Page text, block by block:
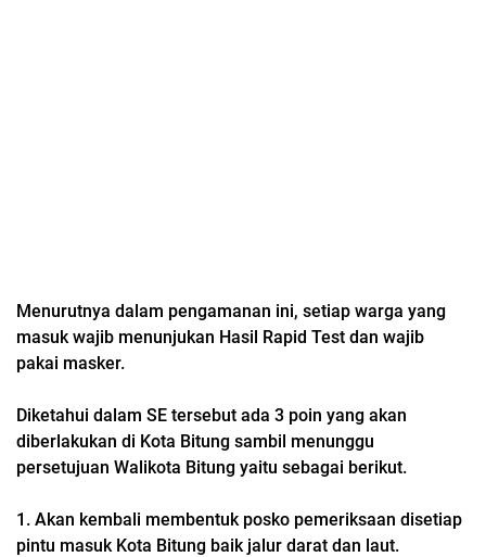
Menurutnya dalam pengamanan ini, setiap warga yang
masuk wajib menunjukan Hasil Rapid Test dan wajib
pakai masker.
Diketahui dalam SE tersebut ada 3 poin yang akan
diberlakukan di Kota Bitung sambil menunggu
persetujuan Walikota Bitung yaitu sebagai berikut.
1. Akan kembali membentuk posko pemeriksaan disetiap
pintu masuk Kota Bitung baik jalur darat dan laut.